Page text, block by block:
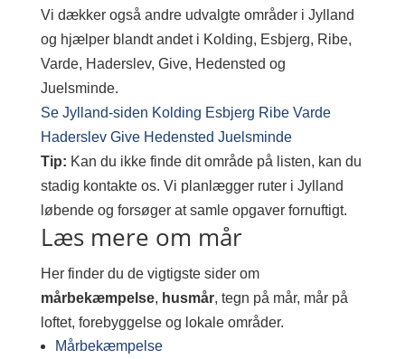
Vi dækker også andre udvalgte områder i Jylland
og hjælper blandt andet i Kolding, Esbjerg, Ribe,
Varde, Haderslev, Give, Hedensted og
Juelsminde.
Se Jylland-siden Kolding Esbjerg Ribe Varde
Haderslev Give Hedensted Juelsminde
Tip: Kan du ikke finde dit område på listen, kan du
stadig kontakte os. Vi planlægger ruter i Jylland
løbende og forsøger at samle opgaver fornuftigt.
Læs mere om mår
Her finder du de vigtigste sider om
mårbekæmpelse, husmår, tegn på mår, mår på
loftet, forebyggelse og lokale områder.
Mårbekæmpelse